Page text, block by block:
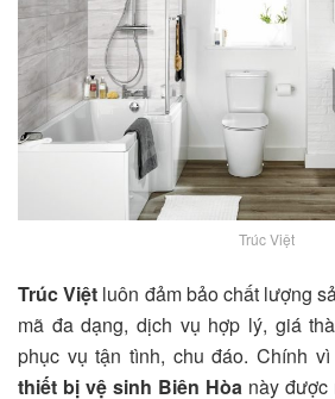
Trúc Việt
Trúc Việt luôn đảm bảo chất lượng
mã đa dạng, dịch vụ hợp lý, giá
phục vụ tận tình, chu đáo. Chính
thiết bị vệ sinh Biên Hòa này được